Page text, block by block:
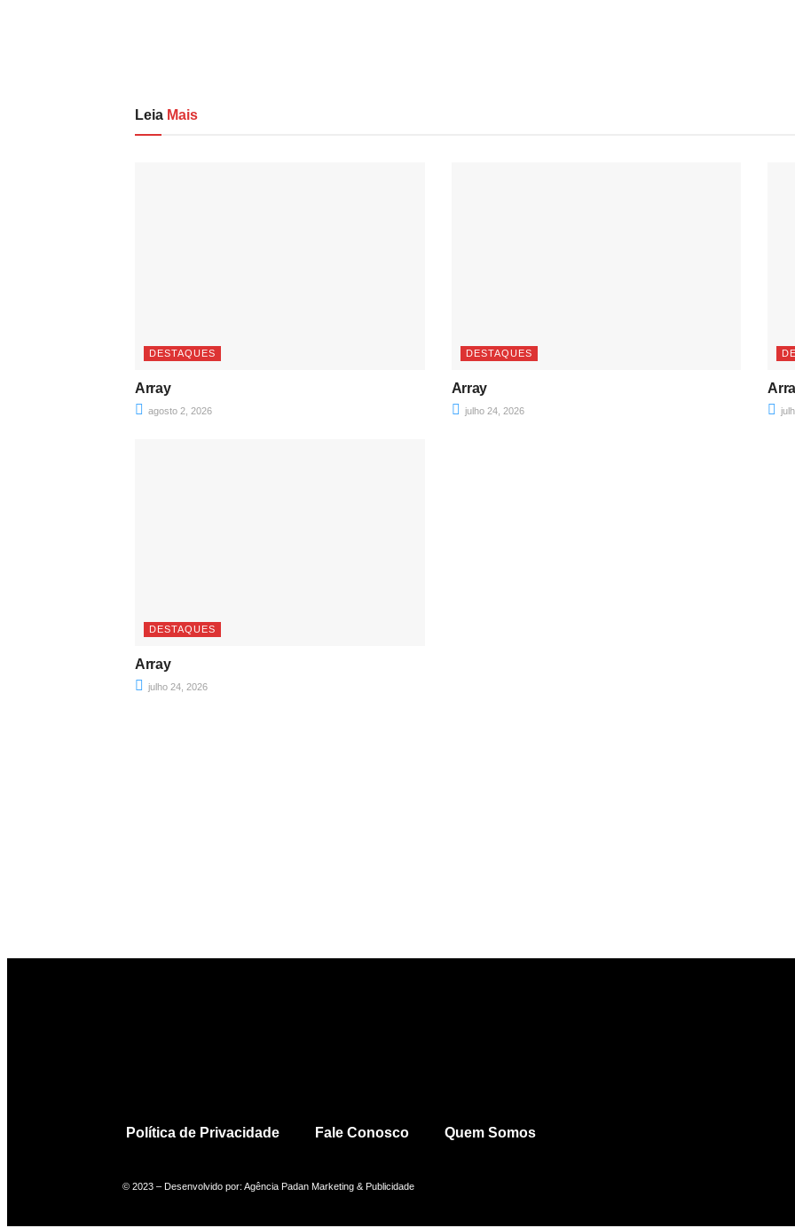
Leia Mais
DESTAQUES
Array
agosto 2, 2026
DESTAQUES
Array
julho 24, 2026
DESTAQUES
Array
julho 24, 2026
Política de Privacidade Fale Conosco Quem Somos
© 2023 – Desenvolvido por: Agência Padan Marketing & Publicidade